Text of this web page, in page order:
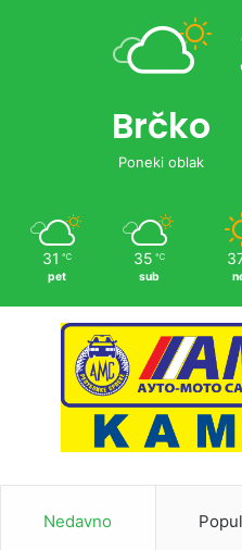
Brčko
Poneki oblak
31 ℃
pet
35 ℃
sub
Nedavno